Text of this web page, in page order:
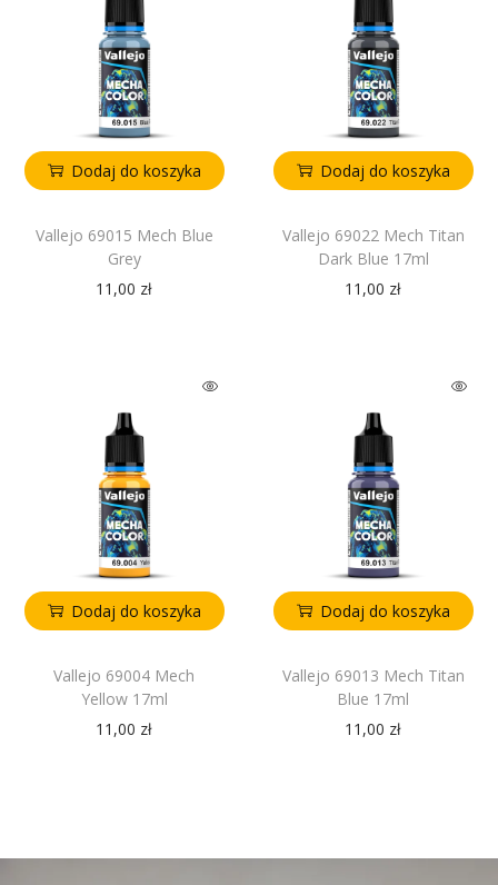
Dodaj do koszyka
Vallejo 69015 Mech Blue
Grey
11,00 zł
Dodaj do koszyka
Vallejo 69022 Mech Titan
Dark Blue 17ml
11,00 zł
Dodaj do koszyka
Vallejo 69004 Mech
Yellow 17ml
11,00 zł
Dodaj do koszyka
Vallejo 69013 Mech Titan
Blue 17ml
11,00 zł